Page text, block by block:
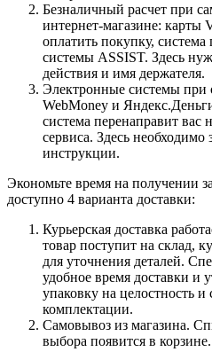
Безналичный расчет при
интернет-магазине: карты
оплатить покупку, система
системы ASSIST. Здесь
действия и имя держателя.
Электронные системы при
WebMoney и
система перенаправит вас
сервиса. Здесь
инструкции.
Экономьте время на получении
доступно 4 варианта доставки:
Курьерская доставка
товар поступит на склад,
для уточнения деталей.
удобное время доставки и
упаковку на целостность и
комплектации.
Самовывоз из магазина.
выбора появится в